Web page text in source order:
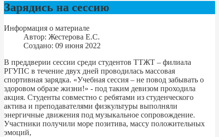
Зарядись на сессию
Информация о материале
Автор: Жестерова Е.С.
Создано: 09 июня 2022
В преддверии сессии среди студентов ТТЖТ – филиала
РГУПС в течение двух дней проводилась массовая
спортивная зарядка. «Учебная сессия – не повод забывать о
здоровом образе жизни!» - под таким девизом проходила
акция. Студенты совместно с ребятами из студенческого
актива и преподавателями физкультуры выполняли
энергичные движения под музыкальное сопровождение.
Участники получили море позитива, массу положительных
эмоций,